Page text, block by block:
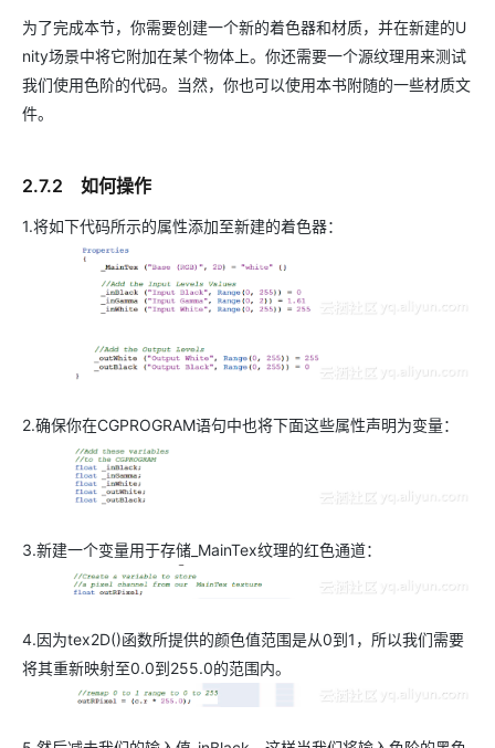
为了完成本节，你需要创建一个新的着色器和材质，并在新建的U
nity场景中将它附加在某个物体上。你还需要一个源纹理用来测试
我们使用色阶的代码。当然，你也可以使用本书附随的一些材质文
件。
2.7.2 如何操作
1.将如下代码所示的属性添加至新建的着色器：
2.确保你在CGPROGRAM语句中也将下面这些属性声明为变量：
3.新建一个变量用于存储_MainTex纹理的红色通道：
4.因为tex2D()函数所提供的颜色值范围是从0到1，所以我们需要
将其重新映射至0.0到255.0的范围内。